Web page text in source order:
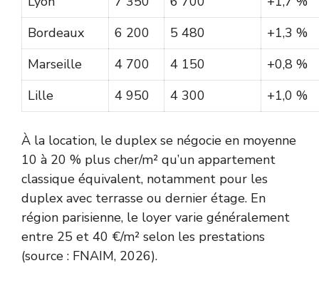
Bordeaux
6 200 5 480
+1,3 %
Marseille
4 700 4 150
+0,8 %
Lille
4 950 4 300 +1,0 %
À la location, le duplex se négocie en moyenne
10 à 20 % plus cher/m² qu’un appartement
classique équivalent, notamment pour les
duplex avec terrasse ou dernier étage. En
région parisienne, le loyer varie généralement
entre 25 et 40 €/m² selon les prestations
(source : FNAIM, 2026).